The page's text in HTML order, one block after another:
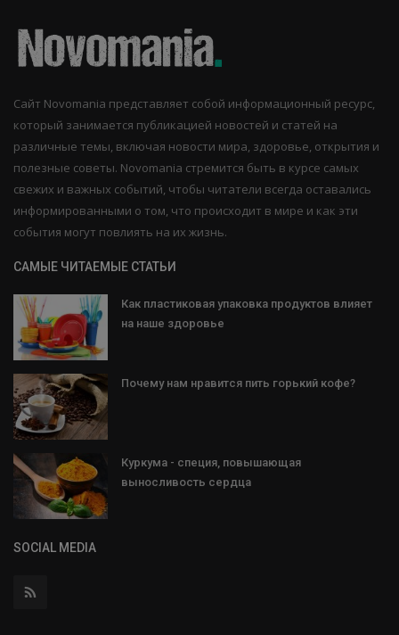
Сайт Novomania представляет собой информационный ресурс,
который занимается публикацией новостей и статей на
различные темы, включая новости мира, здоровье, открытия и
полезные советы. Novomania стремится быть в курсе самых
свежих и важных событий, чтобы читатели всегда оставались
информированными о том, что происходит в мире и как эти
события могут повлиять на их жизнь.
САМЫЕ ЧИТАЕМЫЕ СТАТЬИ
Как пластиковая упаковка продуктов влияет
на наше здоровье
Почему нам нравится пить горький кофе?
Куркума - специя, повышающая
выносливость сердца
SOCIAL MEDIA